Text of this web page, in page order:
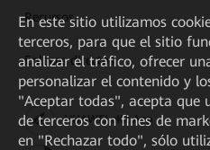
Recursos
Enlaces directos
HUAWEI eKit App
En este sitio utilizamos
terceros, para que el sitio
analizar el tráfico, ofrecer
personalizar el contenido y
"Aceptar todas", acepta que
de terceros con fines de
en "Rechazar todo", sólo